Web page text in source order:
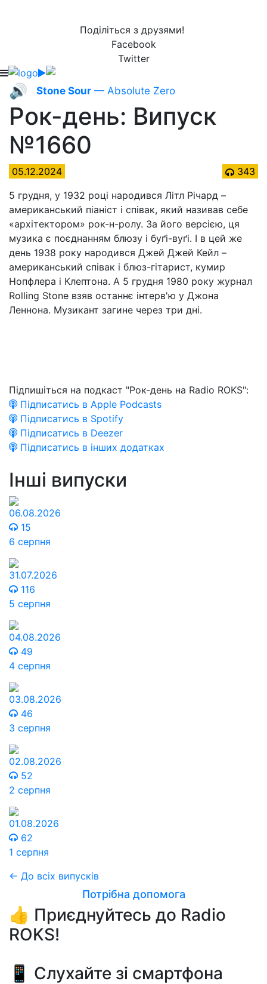
Поділіться з друзями!
Facebook
Twitter
🔊 Stone Sour — Absolute Zero
Рок-день: Випуск
№1660
05.12.2024
343
5 грудня, у 1932 році народився Літл Річард –
американський піаніст і співак, який називав себе
«архітектором» рок-н-ролу. За його версією, ця
музика є поєднанням блюзу і буґі-вуґі. І в цей же
день 1938 року народився Джей Джей Кейл –
американський співак і блюз-гітарист, кумир
Нопфлера і Клептона. А 5 грудня 1980 року журнал
Rolling Stone взяв останнє інтерв'ю у Джона
Леннона. Музикант загине через три дні.
Підпишіться на подкаст "Рок-день на Radio ROKS":
Підписатись в Apple Podcasts
Підписатись в Spotify
Підписатись в Deezer
Підписатись в інших додатках
Інші випуски
06.08.2026
15
6 серпня
31.07.2026
116
5 серпня
04.08.2026
49
4 серпня
03.08.2026
46
3 серпня
02.08.2026
52
2 серпня
01.08.2026
62
1 серпня
← До всіх випусків
Потрібна допомога
👍 Приєднуйтесь до Radio
ROKS!
📱 Слухайте зі смартфона